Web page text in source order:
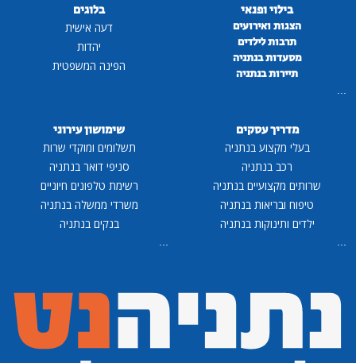
בילוי ופנאי
הצגות ואירועים
תרבות לילדים
מסעדות בנתניה
תיירות בנתניה
בלוגים
דעה אישית
יהדות
הפינה המשפטית
מדריך עסקים
בעלי מקצוע בנתניה
רכב בנתניה
שרותים מקצועיים בנתניה
טיפוח ובריאות בנתניה
ילדים ותינוקות בנתניה
שימושון עירוני
תשלומים ומוקדי שרות
סניפי דואר בנתניה
רשימת טלפונים חיוניים
משרדי ממשלה בנתניה
בנקים בנתניה